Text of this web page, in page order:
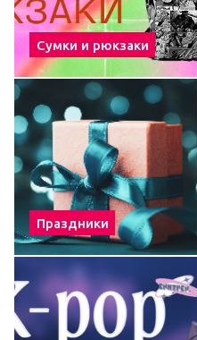
Сумки и рюкзаки
Праздники